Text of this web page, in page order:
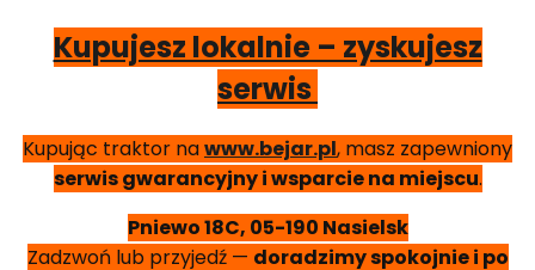
Kupujesz lokalnie – zyskujesz
serwis
Kupując traktor nawww.bejar.pl, masz zapewniony
serwis gwarancyjny i wsparcie na miejscu.
Pniewo 18C, 05-190 Nasielsk
Zadzwoń lub przyjedź — doradzimy spokojnie i po